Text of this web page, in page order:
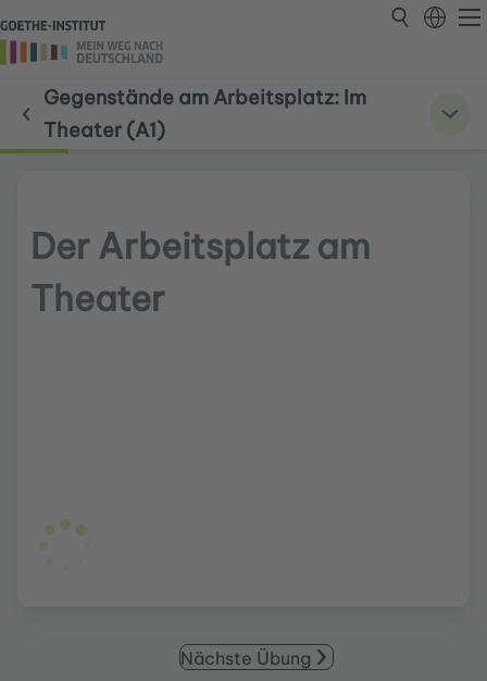
Gegenstände am Arbeitsplatz: Im
Theater (A1)
Der Arbeitsplatz am
Theater
Nächste Übung